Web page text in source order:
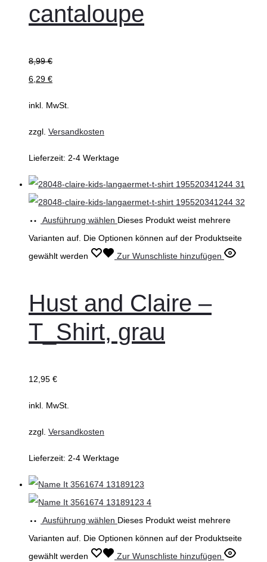
cantaloupe
8,99€
6,29 €
inkl. MwSt.
zzgl. Versandkosten
Lieferzeit: 2-4 Werktage
Ausführung wählen Dieses Produkt weist mehrere
Varianten auf. Die Optionen können auf der Produktseite
gewählt werden
Zur Wunschliste hinzufügen
Hust and Claire –
T_Shirt, grau
12,95 €
inkl. MwSt.
zzgl. Versandkosten
Lieferzeit: 2-4 Werktage
Ausführung wählen Dieses Produkt weist mehrere
Varianten auf. Die Optionen können auf der Produktseite
gewählt werden
Zur Wunschliste hinzufügen